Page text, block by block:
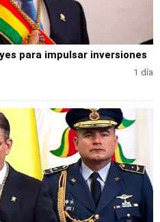
para impulsar inversiones
1 día